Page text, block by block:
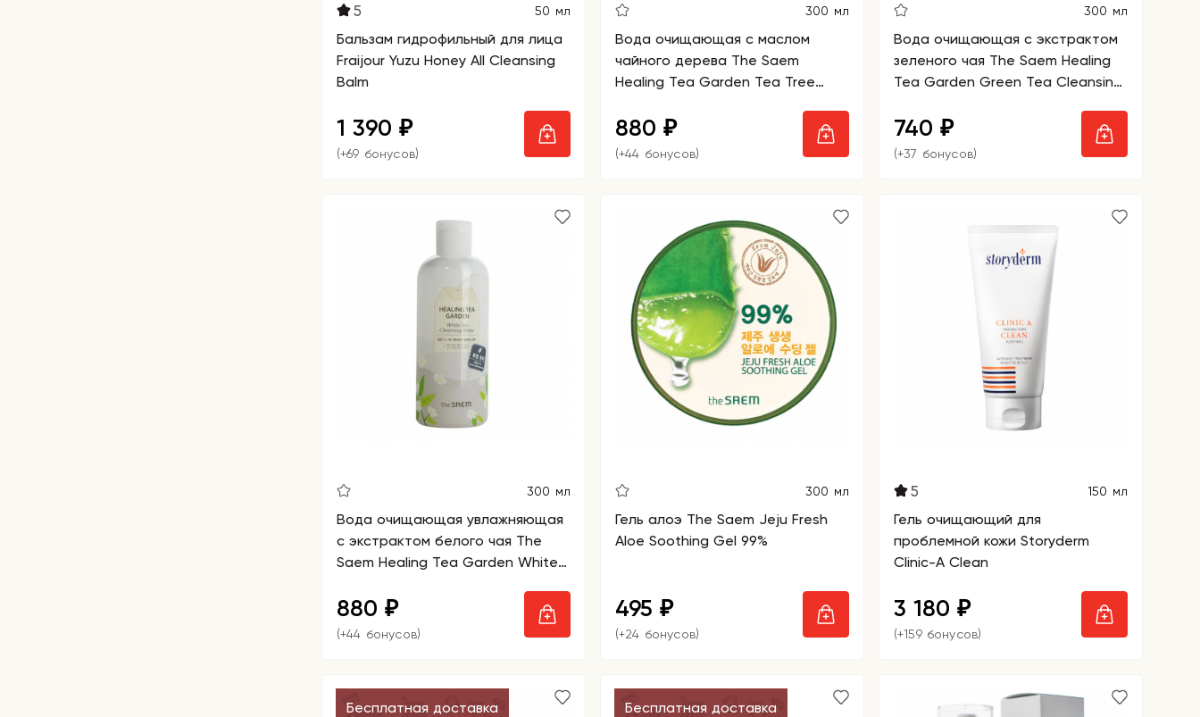
5 50 мл
Бальзам гидрофильный для лица
Fraijour Yuzu Honey All Cleansing
Balm
1 390 ₽
(+69 бонусов)
300 мл
Вода очищающая с маслом
чайного дерева The Saem
Healing Tea Garden Tea Tree
880 ₽
(+44 бонусов)
300 мл
Вода очищающая с экстрактом
зеленого чая The Saem Healing
Tea Garden Green Tea Cleansing
740 ₽
(+37 бонусов)
300 мл
Вода очищающая увлажняющая
с экстрактом белого чая The
Saem Healing Tea Garden White
880 ₽
(+44 бонусов)
300 мл
Гель алоэ The Saem Jeju Fresh
Aloe Soothing Gel 99%
495 ₽
(+24 бонусов)
5 150 мл
Гель очищающий для
проблемной кожи Storyderm
Clinic-A Clean
3 180 ₽
(+159 бонусов)
Бесплатная доставка Бесплатная доставка